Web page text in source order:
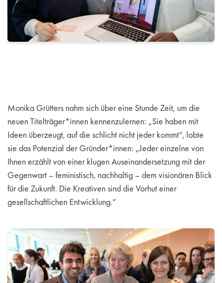
Monika Grütters nahm sich über eine Stunde Zeit, um die
neuen Titelträger*innen kennenzulernen: „Sie haben mit
Ideen überzeugt, auf die schlicht nicht jeder kommt“, lobte
sie das Potenzial der Gründer*innen: „Jeder einzelne von
Ihnen erzählt von einer klugen Auseinandersetzung mit der
Gegenwart – feministisch, nachhaltig – dem visionären Blick
für die Zukunft. Die Kreativen sind die Vorhut einer
gesellschaftlichen Entwicklung.“